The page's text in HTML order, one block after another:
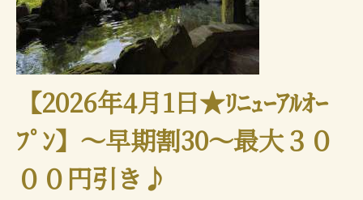
【2026年4月1日★ﾘﾆｭｰｱﾙｵｰ
ﾌﾟﾝ】～早期割30～最大３０
００円引き♪